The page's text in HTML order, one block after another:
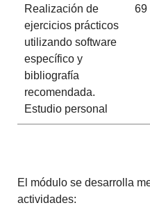
Realización de
ejercicios prácticos
utilizando software
específico y
bibliografía
recomendada.
Estudio personal
69
El módulo se desarrolla
actividades: